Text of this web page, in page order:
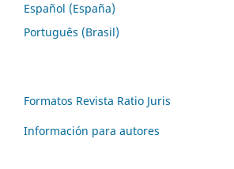
Español (España)
Português (Brasil)
Formatos Revista Ratio Juris
Información para autores